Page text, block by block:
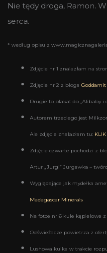
Nie tędy droga, Ramon.
serca.
* według opisu z
Zdjęcie nr 1 znalazłam na
Zdjęcie nr 2 z bloga Goddamit
Drugie to plakat do „Alibaby i
Autorem trzeciego jest
Ale zdjęcie znalazłam tu: KLIK
Zdjęcie czwarte pochodzi z
Artur „Jurgi” Jurgawka –
Wyglądające jak mydełka
Madagascar Minerals
Na fotce nr 6 kule kąpielowe
Odświeżacze powietrza z
Lushowa kulka w trakcie